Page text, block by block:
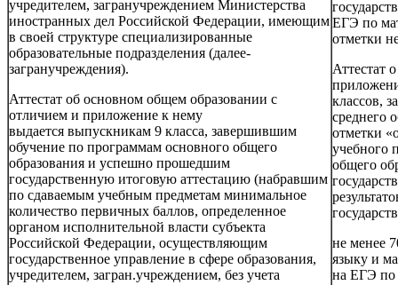
учредителем, загранучреждением Министерства
иностранных дел Российской Федерации, имеющим
в своей структуре специализированные
образовательные подразделения (далее-
загранучреждения).
Аттестат об основном общем образовании с
отличием и приложение к нему
выдается выпускникам 9 класса, завершившим
обучение по программам основного общего
образования и успешно прошедшим
государственную итоговую аттестацию (набравшим
по сдаваемым учебным предметам минимальное
количество первичных баллов, определенное
органом исполнительной власти субъекта
Российской Федерации, осуществляющим
государственное управление в сфере образования,
учредителем, загран.учреждением, без учета
ЕГЭ по
отметки
Аттестат
классов,
среднего
отметки
учебного
общего
не менее
языку и
на ЕГЭ по